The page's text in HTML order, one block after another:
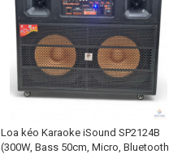
Loa kéo Karaoke iSound SP2124B
(300W, Bass 50cm, Micro, Bluetooth,